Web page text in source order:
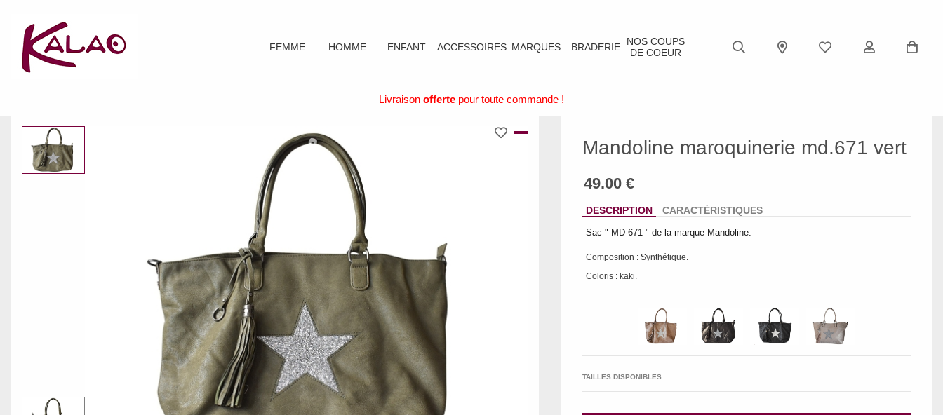
FEMME HOMME ENFANT ACCESSOIRES MARQUES BRADERIE
NOS COUPS
DE COEUR
Livraison offerte pour toute commande !
Mandoline maroquinerie md.671 vert
DESCRIPTION CARACTÉRISTIQUES
Sac " MD-671 " de la marque Mandoline.
Composition : Synthétique.
Coloris : kaki.
TAILLES DISPONIBLES